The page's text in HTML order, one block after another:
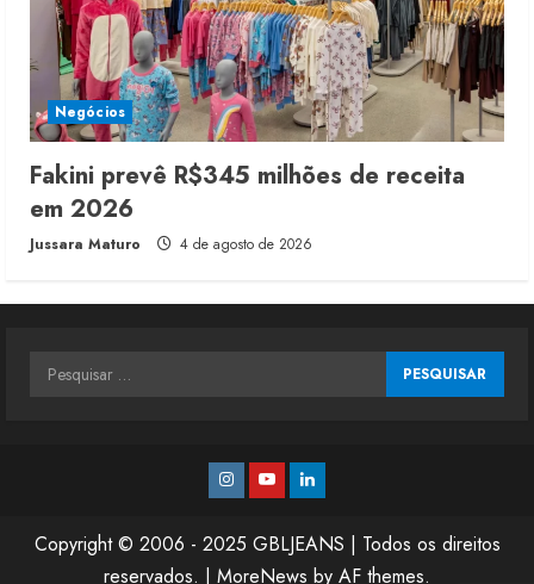
Negócios
Fakini prevê R$345 milhões de receita
em 2026
Jussara Maturo 4 de agosto de 2026
Pesquisar
Instagram
YoutubeLinkedin
Copyright © 2006 - 2025 GBLJEANS | Todos os direitos
reservados. | MoreNews by AF themes.